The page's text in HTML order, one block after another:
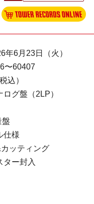
年6月23日（火）
〜60407
込）
グ盤（2LP）
盤
仕様
ッティング
ター封入